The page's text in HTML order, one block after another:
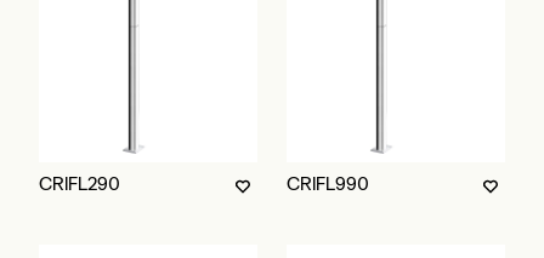
CRIFL290 CRIFL990